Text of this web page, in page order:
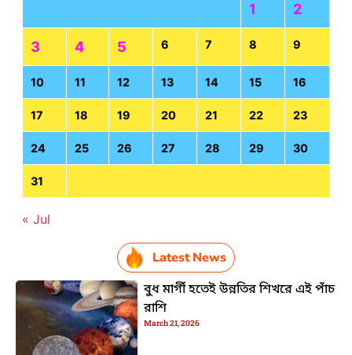
1 2
3 4 5 6 7 8 9
10 11 12 13 14 15 16
17 18 19 20 21 22 23
24 25 26 27 28 29 30
31
« Jul
Latest News
বুধ মার্গী হতেই উন্নতির শিখরে এই পাঁচ
রাশি
March 21, 2026